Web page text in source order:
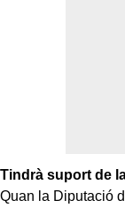
Tindrà suport de
Quan la Diputació